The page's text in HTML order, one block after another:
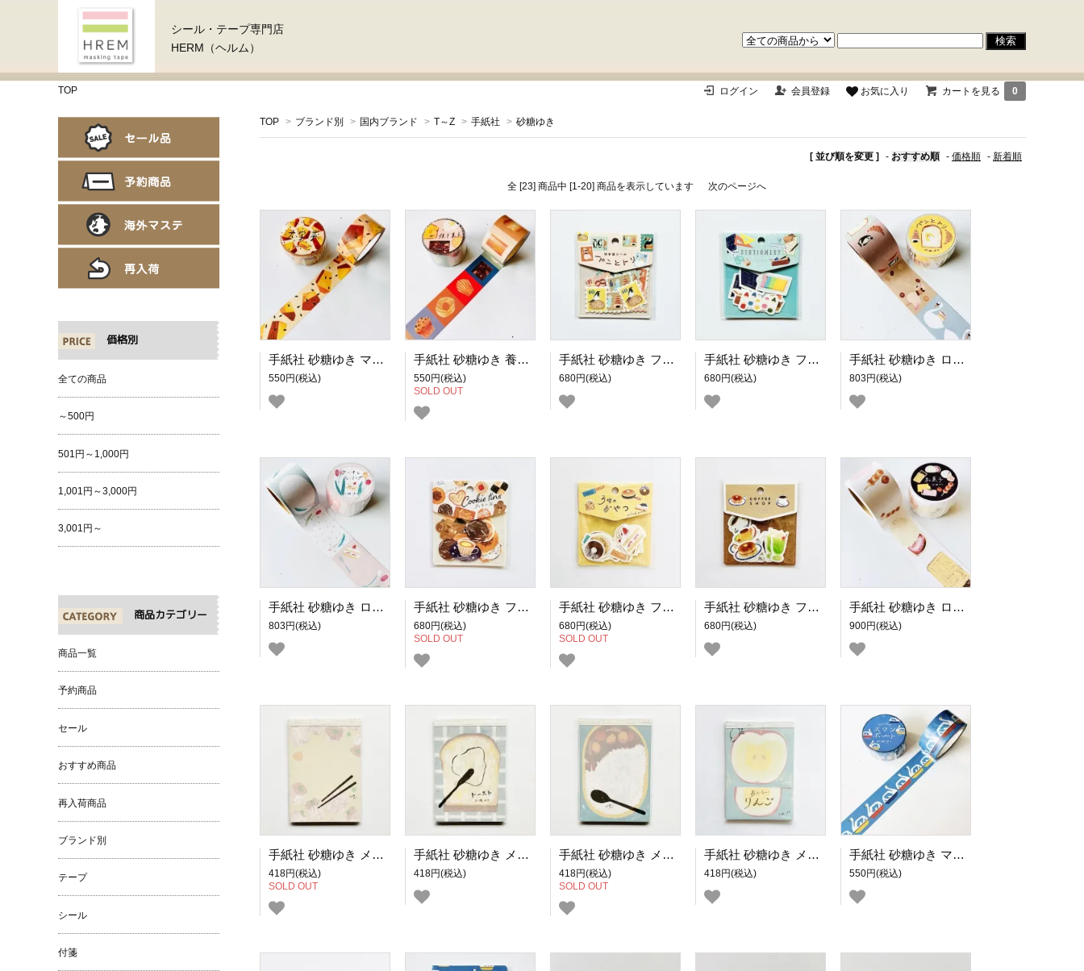
シール・テープ専門店
HERM（ヘルム）
TOP ログイン 会員登録 お気に入り カートを見る 0
TOP > ブランド別 > 国内ブランド > T～Z > 手紙社 > 砂糖ゆき
[ 並び順を変更 ] - おすすめ順 - 価格順 - 新着順
全 [23] 商品中 [1-20] 商品を表示しています 次のページへ
手紙社 砂糖ゆき マスキングテープ 大学芋
550円(税込)
手紙社 砂糖ゆき 養生テープ 焼き菓子
550円(税込)
SOLD OUT
手紙社 砂糖ゆき フレークシール パンとトリ
680円(税込)
手紙社 砂糖ゆき フレークシール STATIONERY
680円(税込)
手紙社 砂糖ゆき ロール付箋 パンとトリ
803円(税込)
手紙社 砂糖ゆき ロール付箋 ケーキとチューリップ
803円(税込)
手紙社 砂糖ゆき フレークシール Cookie tins
680円(税込)
SOLD OUT
手紙社 砂糖ゆき フレークシール 3時のおやつ
680円(税込)
SOLD OUT
手紙社 砂糖ゆき フレークシール COFFEE SHOP
680円(税込)
手紙社 砂糖ゆき ロール付箋 和菓子
900円(税込)
手紙社 砂糖ゆき メモパッド しゅうまい
418円(税込)
SOLD OUT
手紙社 砂糖ゆき メモパッド トースト
418円(税込)
手紙社 砂糖ゆき メモパッド カレー
418円(税込)
SOLD OUT
手紙社 砂糖ゆき メモパッド おいしいりんご
418円(税込)
手紙社 砂糖ゆき マスキングテープ スワンボート
550円(税込)
価格別
全ての商品
～500円
501円～1,000円
1,001円～3,000円
3,001円～
商品カテゴリー
商品一覧
予約商品
セール
おすすめ商品
再入荷商品
ブランド別
テープ
シール
付箋